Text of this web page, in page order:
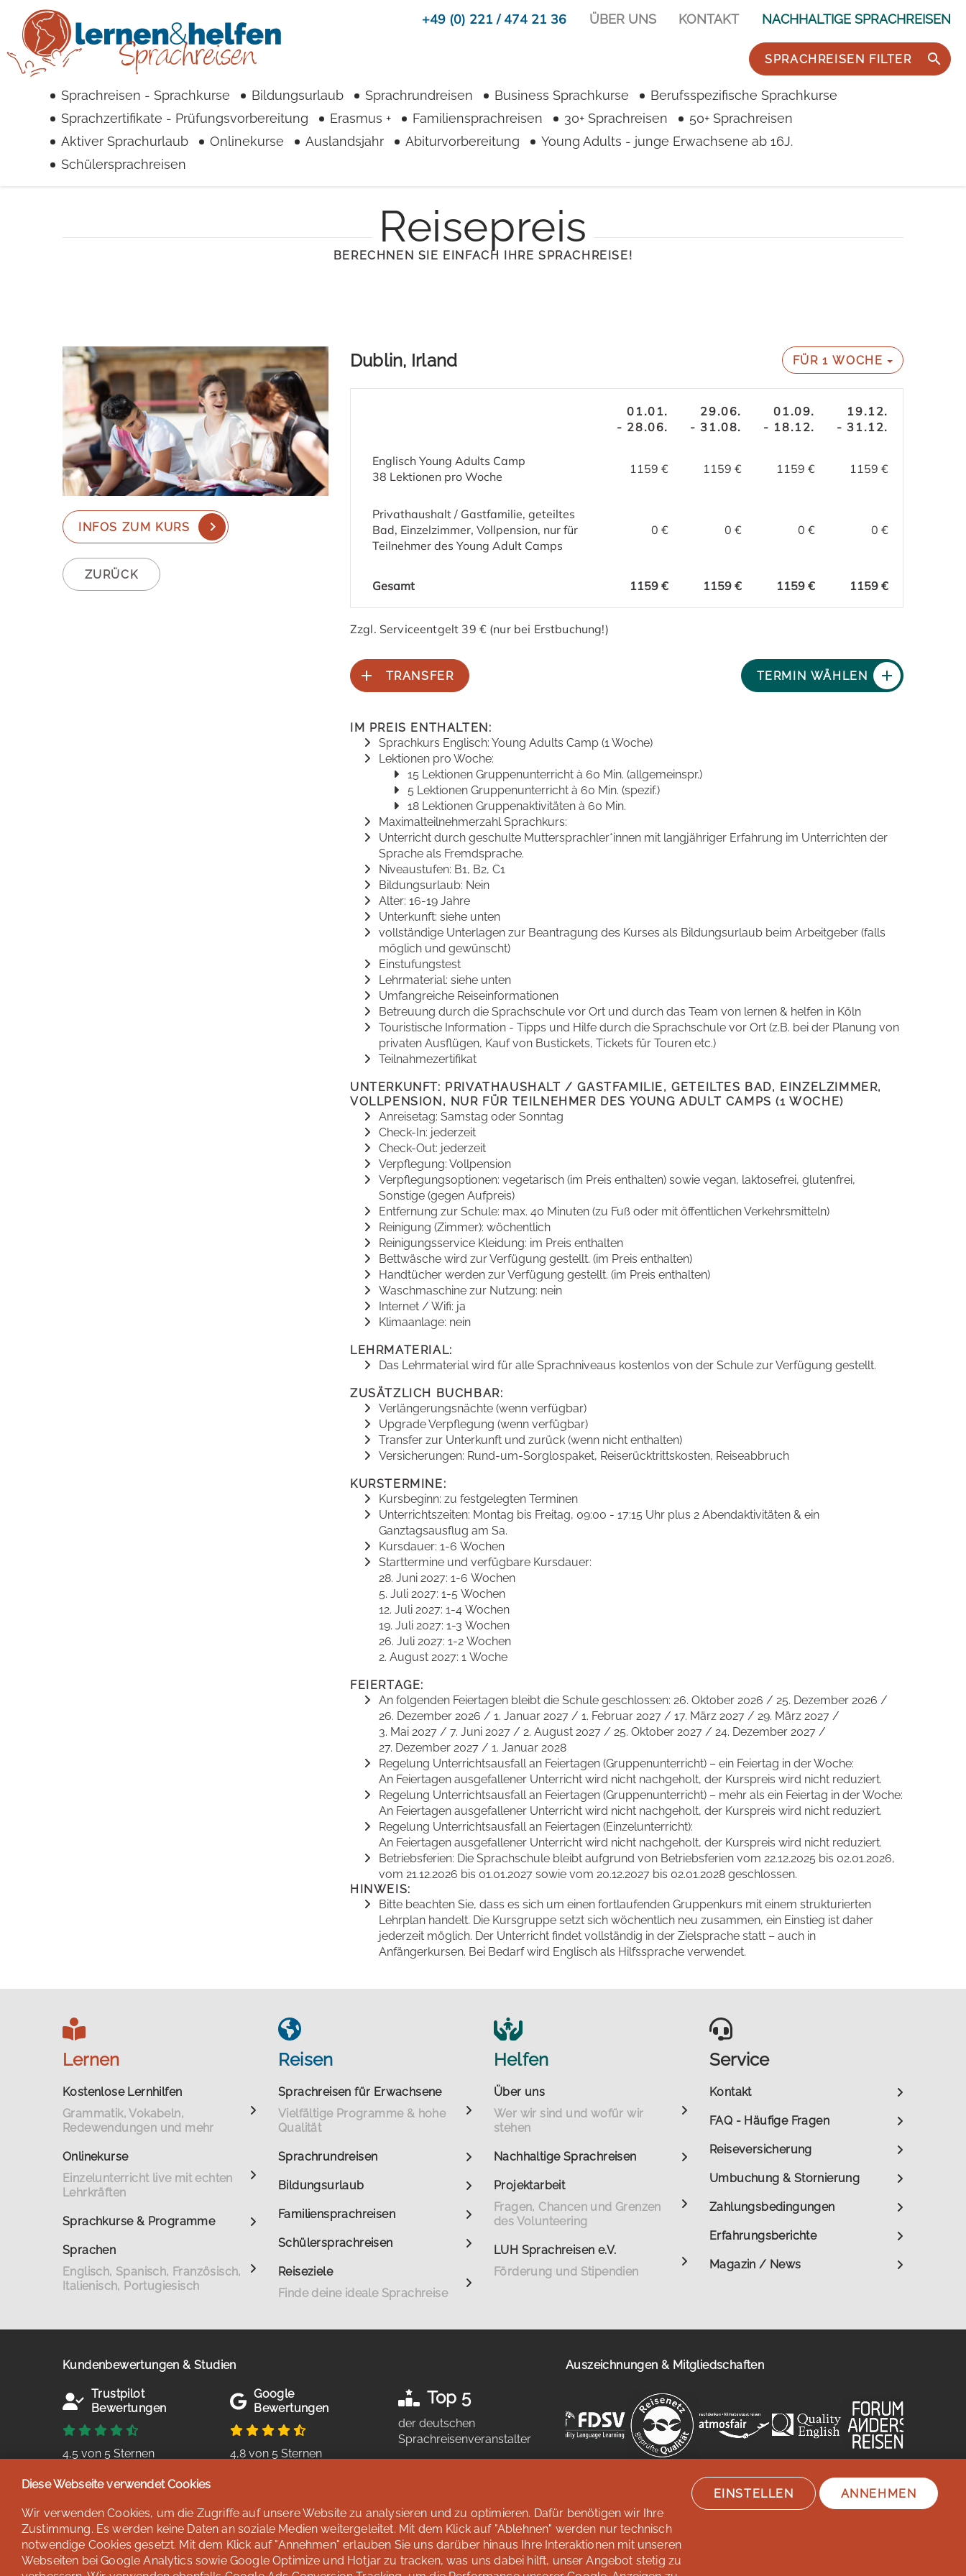
+49 (0) 221 / 474 21 36 ÜBER UNS KONTAKT NACHHALTIGE SPRACHREISEN
SPRACHREISEN FILTER
Sprachreisen - Sprachkurse Bildungsurlaub Sprachrundreisen Business Sprachkurse
Berufsspezifische Sprachkurse
Sprachzertifikate - Prüfungsvorbereitung
Erasmus + Familiensprachreisen 30+ Sprachreisen
50+ Sprachreisen
Aktiver Sprachurlaub
Onlinekurse Auslandsjahr Abiturvorbereitung
Young Adults - junge Erwachsene ab 16J.
Schülersprachreisen
Reisepreis
BERECHNEN SIE EINFACH IHRE SPRACHREISE!
INFOS ZUM KURS
ZURÜCK
Dublin, Irland FÜR1 WOCHE
01.01.
- 28.06.
29.06.
- 31.08.
01.09.
- 18.12.
19.12.
- 31.12.
Englisch Young Adults Camp
38 Lektionen pro Woche
1159 € 1159 € 1159 € 1159 €
Privathaushalt / Gastfamilie, geteiltes
Bad, Einzelzimmer, Vollpension, nur für
Teilnehmer des Young Adult Camps
0 € 0 € 0 € 0 €
Gesamt 1159 € 1159 € 1159 € 1159 €
Zzgl. Serviceentgelt 39 € (nur bei Erstbuchung!)
TRANSFER TERMIN WÄHLEN
IM PREIS ENTHALTEN:
Sprachkurs Englisch: Young Adults Camp (1 Woche)
Lektionen pro Woche:
15 Lektionen Gruppenunterricht à 60 Min. (allgemeinspr.)
5 Lektionen Gruppenunterricht à 60 Min. (spezif.)
18 Lektionen Gruppenaktivitäten à 60 Min.
Maximalteilnehmerzahl Sprachkurs:
Unterricht durch geschulte Muttersprachler*innen mit langjähriger Erfahrung im Unterrichten der
Sprache als Fremdsprache.
Niveaustufen: B1, B2, C1
Bildungsurlaub: Nein
Alter: 16-19 Jahre
Unterkunft: siehe unten
vollständige Unterlagen zur Beantragung des Kurses als Bildungsurlaub beim Arbeitgeber (falls
möglich und gewünscht)
Einstufungstest
Lehrmaterial: siehe unten
Umfangreiche Reiseinformationen
Betreuung durch die Sprachschule vor Ort und durch das Team von lernen & helfen in Köln
Touristische Information - Tipps und Hilfe durch die Sprachschule vor Ort (z.B. bei der Planung von
privaten Ausflügen, Kauf von Bustickets, Tickets für Touren etc.)
Teilnahmezertifikat
UNTERKUNFT: PRIVATHAUSHALT / GASTFAMILIE, GETEILTES BAD, EINZELZIMMER,
VOLLPENSION, NUR FÜR TEILNEHMER DES YOUNG ADULT CAMPS (1 WOCHE)
Anreisetag: Samstag oder Sonntag
Check-In: jederzeit
Check-Out: jederzeit
Verpflegung: Vollpension
Verpflegungsoptionen: vegetarisch (im Preis enthalten) sowie vegan, laktosefrei, glutenfrei,
Sonstige (gegen Aufpreis)
Entfernung zur Schule: max. 40 Minuten (zu Fuß oder mit öffentlichen Verkehrsmitteln)
Reinigung (Zimmer): wöchentlich
Reinigungsservice Kleidung: im Preis enthalten
Bettwäsche wird zur Verfügung gestellt. (im Preis enthalten)
Handtücher werden zur Verfügung gestellt. (im Preis enthalten)
Waschmaschine zur Nutzung: nein
Internet / Wifi: ja
Klimaanlage: nein
LEHRMATERIAL:
Das Lehrmaterial wird für alle Sprachniveaus kostenlos von der Schule zur Verfügung gestellt.
ZUSÄTZLICH BUCHBAR:
Verlängerungsnächte (wenn verfügbar)
Upgrade Verpflegung (wenn verfügbar)
Transfer zur Unterkunft und zurück (wenn nicht enthalten)
Versicherungen: Rund-um-Sorglospaket, Reiserücktrittskosten, Reiseabbruch
KURSTERMINE:
Kursbeginn: zu festgelegten Terminen
Unterrichtszeiten: Montag bis Freitag, 09:00 - 17:15 Uhr plus 2 Abendaktivitäten & ein
Ganztagsausflug am Sa.
Kursdauer: 1-6 Wochen
Starttermine und verfügbare Kursdauer:
28. Juni 2027: 1-6 Wochen
5. Juli 2027: 1-5 Wochen
12. Juli 2027: 1-4 Wochen
19. Juli 2027: 1-3 Wochen
26. Juli 2027: 1-2 Wochen
2. August 2027: 1 Woche
FEIERTAGE:
An folgenden Feiertagen bleibt die Schule geschlossen: 26. Oktober 2026 / 25. Dezember 2026 /
26. Dezember 2026 / 1. Januar 2027 / 1. Februar 2027 / 17. März 2027 / 29. März 2027 /
3. Mai 2027 / 7. Juni 2027 / 2. August 2027 / 25. Oktober 2027 / 24. Dezember 2027 /
27. Dezember 2027 / 1. Januar 2028
Regelung Unterrichtsausfall an Feiertagen (Gruppenunterricht) – ein Feiertag in der Woche:
An Feiertagen ausgefallener Unterricht wird nicht nachgeholt, der Kurspreis wird nicht reduziert.
Regelung Unterrichtsausfall an Feiertagen (Gruppenunterricht) – mehr als ein Feiertag in der Woche:
An Feiertagen ausgefallener Unterricht wird nicht nachgeholt, der Kurspreis wird nicht reduziert.
Regelung Unterrichtsausfall an Feiertagen (Einzelunterricht):
An Feiertagen ausgefallener Unterricht wird nicht nachgeholt, der Kurspreis wird nicht reduziert.
Betriebsferien: Die Sprachschule bleibt aufgrund von Betriebsferien vom 22.12.2025 bis 02.01.2026,
vom 21.12.2026 bis 01.01.2027 sowie vom 20.12.2027 bis 02.01.2028 geschlossen.
HINWEIS:
Bitte beachten Sie, dass es sich um einen fortlaufenden Gruppenkurs mit einem strukturierten
Lehrplan handelt. Die Kursgruppe setzt sich wöchentlich neu zusammen, ein Einstieg ist daher
jederzeit möglich. Der Unterricht findet vollständig in der Zielsprache statt – auch in
Anfängerkursen. Bei Bedarf wird Englisch als Hilfssprache verwendet.
Lernen
Kostenlose Lernhilfen
Grammatik, Vokabeln,
Redewendungen und mehr
Onlinekurse
Einzelunterricht live mit echten
Lehrkräften
Sprachkurse & Programme
Sprachen
Englisch, Spanisch, Französisch,
Italienisch, Portugiesisch
Reisen
Sprachreisen für Erwachsene
Vielfältige Programme & hohe
Qualität
Sprachrundreisen
Bildungsurlaub
Familiensprachreisen
Schülersprachreisen
Reiseziele
Finde deine ideale Sprachreise
Helfen
Über uns
Wer wir sind und wofür wir
stehen
Nachhaltige Sprachreisen
Projektarbeit
Fragen, Chancen und Grenzen
des Volunteering
LUH Sprachreisen e.V.
Förderung und Stipendien
Service
Kontakt
FAQ - Häufige Fragen
Reiseversicherung
Umbuchung & Stornierung
Zahlungsbedingungen
Erfahrungsberichte
Magazin / News
Kundenbewertungen & Studien
Trustpilot
Bewertungen
4,5 von 5 Sternen
Bewertungen
Google
Bewertungen
4,8 von 5 Sternen
Top 5
der deutschen
Sprachreisenveranstalter
Zeitung
Mehr erfahren
Auszeichnungen & Mitgliedschaften
Diese Webseite verwendet Cookies
Wir verwenden Cookies, um die Zugriffe auf unsere Website zu analysieren und zu optimieren. Dafür benötigen wir Ihre
Zustimmung. Es werden keine Daten an soziale Medien weitergeleitet. Mit dem Klick auf "Ablehnen" werden nur technisch
notwendige Cookies gesetzt. Mit dem Klick auf "Annehmen" erlauben Sie uns darüber hinaus Ihre Interaktionen mit unseren
Webseiten bei Google Analytics sowie Google Optimize und Hotjar zu tracken, was uns dabei hilft, unser Angebot stetig zu
EINSTELLEN ANNEHMEN